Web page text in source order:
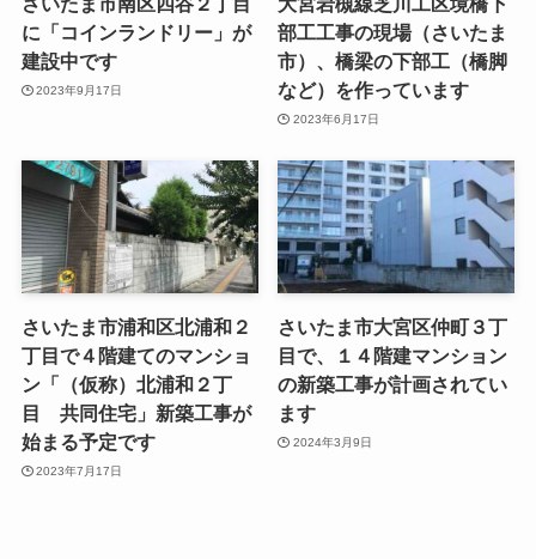
に「コインランドリー」が
建設中です
2023年9月17日
部工工事の現場（さいたま
市）、橋梁の下部工（橋脚
など）を作っています
2023年6月17日
さいたま市浦和区北浦和２
丁目で４階建てのマンショ
ン「（仮称）北浦和２丁
目 共同住宅」新築工事が
始まる予定です
2023年7月17日
さいたま市大宮区仲町３丁
目で、１４階建マンション
の新築工事が計画されてい
ます
2024年3月9日